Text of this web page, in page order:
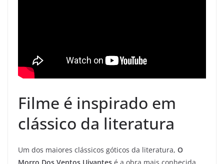
Filme é inspirado em
clássico da literatura
Um dos maiores clássicos góticos da literatura, O